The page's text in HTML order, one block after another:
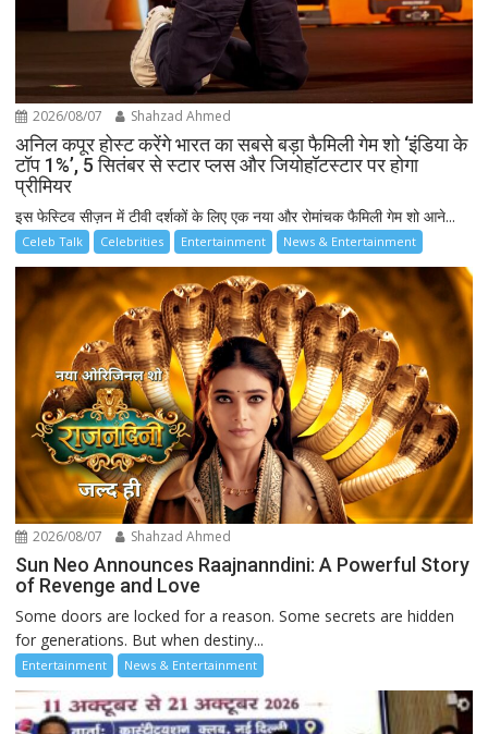
2026/08/07 Shahzad Ahmed
अनिल कपूर होस्ट करेंगे भारत का सबसे बड़ा फैमिली गेम शो ‘इंडिया के
टॉप 1%’, 5 सितंबर से स्टार प्लस और जियोहॉटस्टार पर होगा
प्रीमियर
इस फेस्टिव सीज़न में टीवी दर्शकों के लिए एक नया और रोमांचक फैमिली गेम शो आने...
Celeb Talk Celebrities Entertainment News & Entertainment
2026/08/07 Shahzad Ahmed
Sun Neo Announces Raajnanndini: A Powerful Story
of Revenge and Love
Some doors are locked for a reason. Some secrets are hidden
for generations. But when destiny...
Entertainment News & Entertainment